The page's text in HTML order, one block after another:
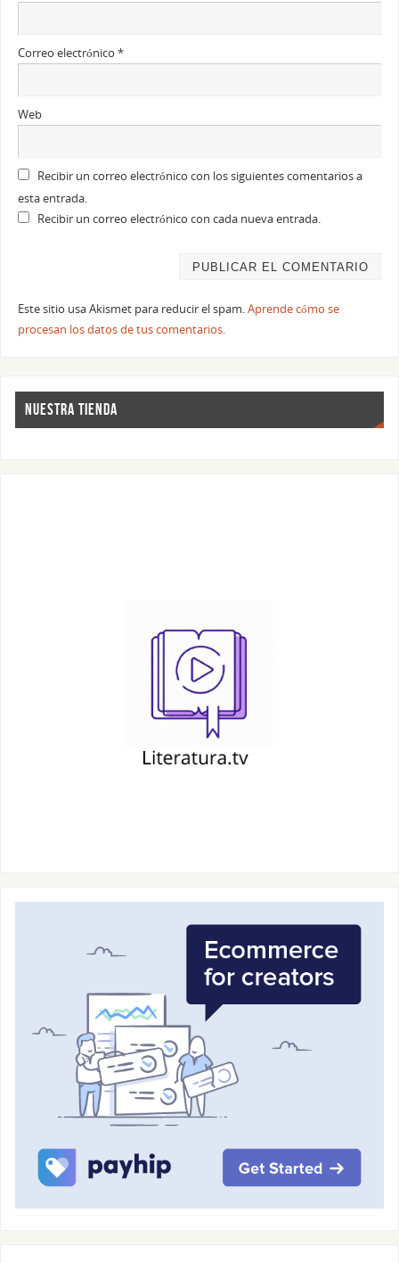
Correo electrónico *
Web
Recibir un correo electrónico con los siguientes comentarios a
esta entrada.
Recibir un correo electrónico con cada nueva entrada.
Este sitio usa Akismet para reducir el spam.Aprende cómo se
procesan los datos de tus comentarios.
NUESTRA TIENDA